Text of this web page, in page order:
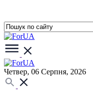
Четвер, 06 Серпня, 2026